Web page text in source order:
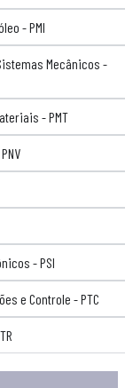
- PMI
Mecânicos -
- PMT
- PSI
e Controle - PTC